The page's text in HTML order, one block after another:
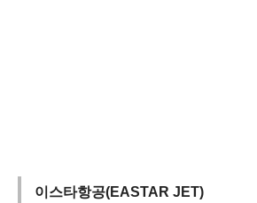
이스타항공(EASTAR JET)